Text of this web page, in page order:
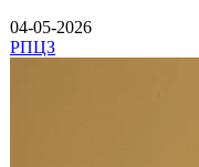
04-05-2026
РПЦЗ